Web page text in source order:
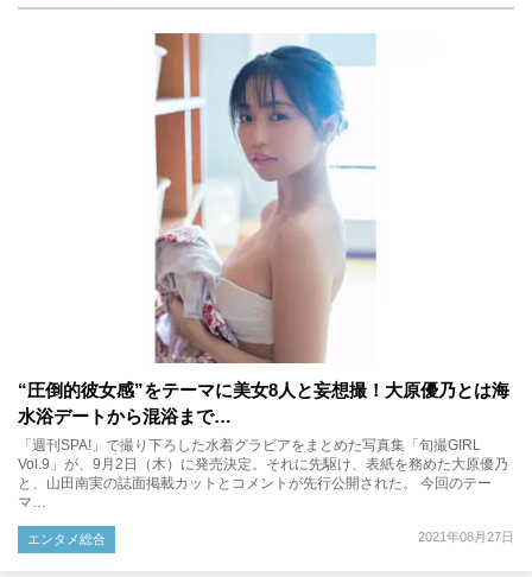
“圧倒的彼女感”をテーマに美女8人と妄想撮！大原優乃とは海
水浴デートから混浴まで…
「週刊SPA!」で撮り下ろした水着グラビアをまとめた写真集「旬撮GIRL
Vol.9」が、9月2日（木）に発売決定。それに先駆け、表紙を務めた大原優乃
と、山田南実の誌面掲載カットとコメントが先行公開された。 今回のテー
マ…
2021年08月27日
エンタメ総合